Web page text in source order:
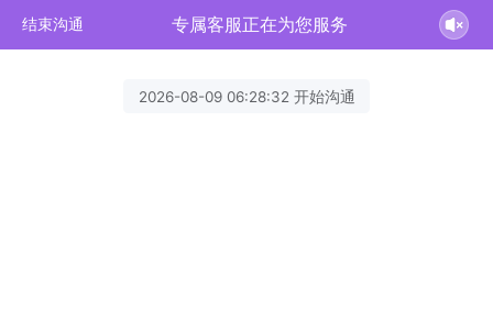
结束沟通 专属客服正在为您服务
2026-08-09 06:28:32 开始沟通